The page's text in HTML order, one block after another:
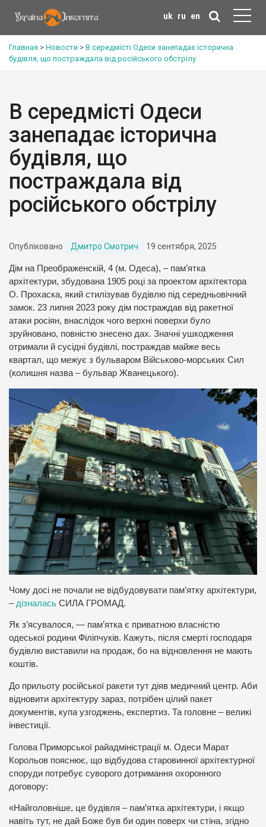
uk ru en
Главная > Новости > В середмісті Одеси занепадає історична
будівля, що постраждала від російського обстрілу
В середмісті Одеси
занепадає історична
будівля, що
постраждала від
російського обстрілу
Опубліковано Дмитро Смотрич 19 сентября, 2025
Дім на Преображенскій, 4 (м. Одеса), – пам’ятка
архітектури, збудована 1905 році за проектом архітектора
О. Прохаска, який стилізував будівлю під середньовічний
замок. 23 липня 2023 року дім постраждав від ракетної
атаки росіян, внаслідок чого верхні поверхи було
зруйновано, повністю знесено дах. Значні ушкодження
отримали й сусідні будівлі, постраждав майже весь
квартал, що межує з бульваром Військово-морських Сил
(колишня назва – бульвар Жванецького).
Чому досі не почали не відбудовувати пам’ятку архітектури,
– дізналась СИЛА ГРОМАД.
Як з’ясувалося, — пам’ятка є приватною власністю
одеської родини Філіпчуків. Кажуть, після смерті господаря
будівлю виставили на продаж, бо на відновлення не мають
коштів.
До прильоту російської ракети тут діяв медичний центр. Аби
відновити архітектуру зараз, потрібен цілий пакет
документів, купа узгоджень, експертиз. Та головне – великі
інвестиції.
Голова Приморської райадміністрації м. Одеси Марат
Корольов пояснює, що відбудова старовинної архітектурної
споруди потребує суворого дотримання охоронного
договору:
«Найголовніше, це будівля – пам’ятка архітектури, і якщо
навіть тут, не дай Боже був би один поверх чи стіна, згідно